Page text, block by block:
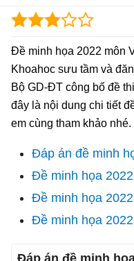
Đề minh họa 2022 môn
Khoahoc sưu tầm và
Bộ GD-ĐT công bố đề
đây là nội dung chi tiết
em cùng tham khảo nhé.
Đáp án đề minh
Đề minh họa
Đề minh họa
Đề minh họa
Đáp án đề minh